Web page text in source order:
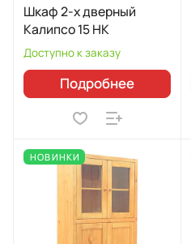
Шкаф 2-х дверный
Калипсо 15 НК
Доступно к заказу
Подробнее
НОВИНКИ